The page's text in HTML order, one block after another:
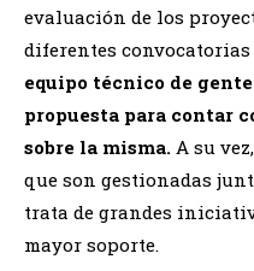
evaluación de los
diferentes convocatorias
equipo técnico de
propuesta para contar
sobre la misma. A su
que son gestionadas
trata de grandes
mayor soporte.